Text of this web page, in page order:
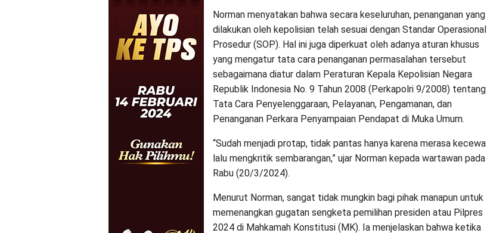
Norman menyatakan bahwa secara keseluruhan, penanganan yang
dilakukan oleh kepolisian telah sesuai dengan Standar Operasional
Prosedur (SOP). Hal ini juga diperkuat oleh adanya aturan khusus
yang mengatur tata cara penanganan permasalahan tersebut
sebagaimana diatur dalam Peraturan Kepala Kepolisian Negara
Republik Indonesia No. 9 Tahun 2008 (Perkapolri 9/2008) tentang
Tata Cara Penyelenggaraan, Pelayanan, Pengamanan, dan
Penanganan Perkara Penyampaian Pendapat di Muka Umum.
“Sudah menjadi protap, tidak pantas hanya karena merasa kecewa
lalu mengkritik sembarangan,” ujar Norman kepada wartawan pada
Rabu (20/3/2024).
Menurut Norman, sangat tidak mungkin bagi pihak manapun untuk
memenangkan gugatan sengketa pemilihan presiden atau Pilpres
2024 di Mahkamah Konstitusi (MK). Ia menjelaskan bahwa ketika